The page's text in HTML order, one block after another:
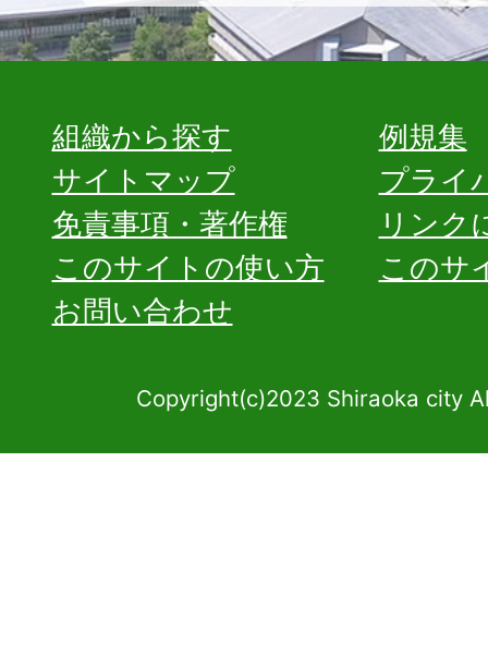
組織から探す
例規集
サイトマップ
プライ
免責事項・著作権
リンク
このサイトの使い方
このサ
お問い合わせ
Copyright(c)2023 Shiraoka city